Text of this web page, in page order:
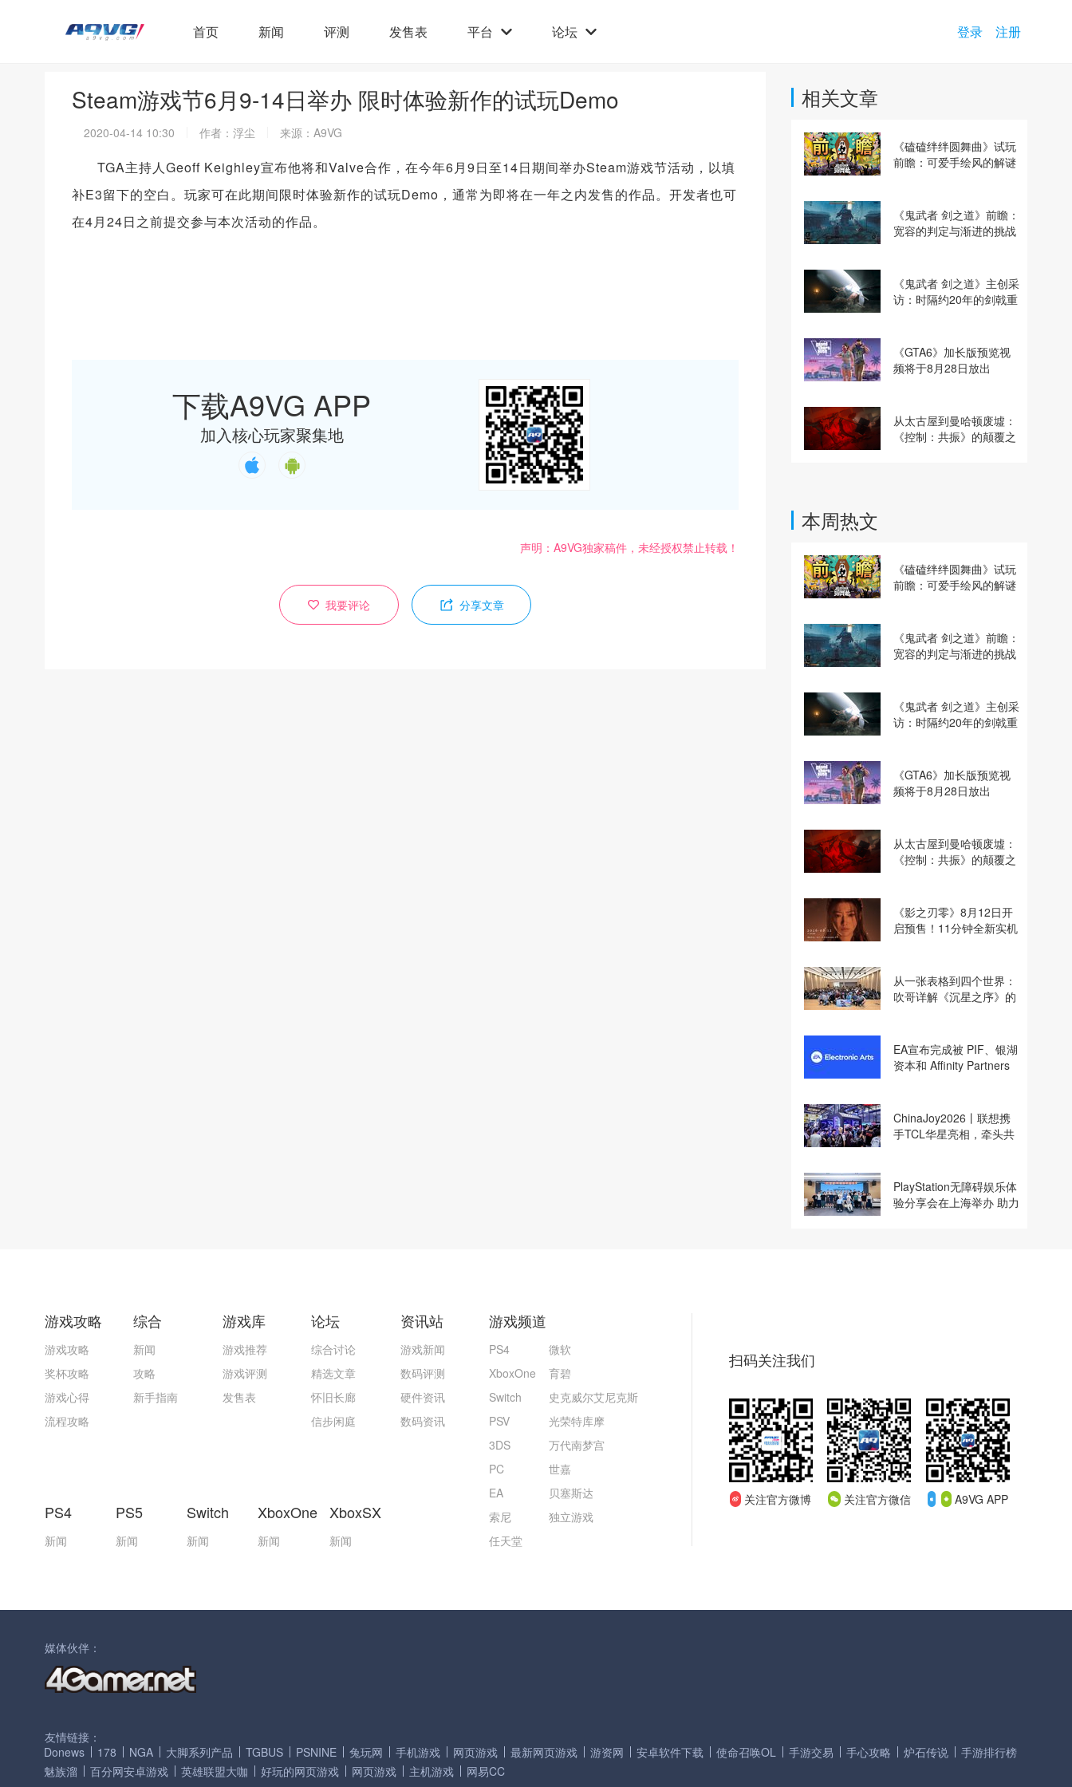
首页 新闻 评测 发售表 平台 论坛 登录 注册
Steam游戏节6月9-14日举办 限时体验新作的试玩Demo
2020-04-14 10:30 作者：浮尘 来源：A9VG
TGA主持人Geoff Keighley宣布他将和Valve合作，在今年6月9日至14日期间举办Steam游戏节活动，以填
补E3留下的空白。玩家可在此期间限时体验新作的试玩Demo，通常为即将在一年之内发售的作品。开发者也可
在4月24日之前提交参与本次活动的作品。
下载A9VG APP
加入核心玩家聚集地
声明：A9VG独家稿件，未经授权禁止转载！
我要评论 分享文章
相关文章
《磕磕绊绊圆舞曲》试玩
前瞻：可爱手绘风的解谜
《鬼武者 剑之道》前瞻：
宽容的判定与渐进的挑战
《鬼武者 剑之道》主创采
访：时隔约20年的剑戟重
《GTA6》加长版预览视
频将于8月28日放出
从太古屋到曼哈顿废墟：
《控制：共振》的颠覆之
本周热文
《磕磕绊绊圆舞曲》试玩
前瞻：可爱手绘风的解谜
《鬼武者 剑之道》前瞻：
宽容的判定与渐进的挑战
《鬼武者 剑之道》主创采
访：时隔约20年的剑戟重
《GTA6》加长版预览视
频将于8月28日放出
从太古屋到曼哈顿废墟：
《控制：共振》的颠覆之
《影之刃零》8月12日开
启预售！11分钟全新实机
从一张表格到四个世界：
吹哥详解《沉星之序》的
EA宣布完成被 PIF、银湖
资本和 Affinity Partners
ChinaJoy2026丨联想携
手TCL华星亮相，牵头共
PlayStation无障碍娱乐体
验分享会在上海举办 助力
游戏攻略
游戏攻略
奖杯攻略
游戏心得
流程攻略
综合
新闻
攻略
新手指南
游戏库
游戏推荐
游戏评测
发售表
论坛
综合讨论
精选文章
怀旧长廊
信步闲庭
PS4
新闻
PS5
新闻
Switch
新闻
XboxOne
新闻
XboxSX
新闻
资讯站
游戏新闻
数码评测
硬件资讯
数码资讯
游戏频道
PS4
XboxOne
Switch
PSV
3DS
PC
EA
索尼
任天堂
微软
育碧
史克威尔艾尼克斯
光荣特库摩
万代南梦宫
世嘉
贝塞斯达
独立游戏
扫码关注我们
关注官方微博 关注官方微信 A9VG APP
媒体伙伴：
友情链接：
Donews
178 NGA 大脚系列产品 TGBUS PSNINE 兔玩网 手机游戏 网页游戏 最新网页游戏 游资网 安卓软件下载 使命召唤OL 手游交易 手心攻略 炉石传说
手游排行榜
魅族溜
百分网安卓游戏 英雄联盟大咖 好玩的网页游戏 网页游戏 主机游戏 网易CC